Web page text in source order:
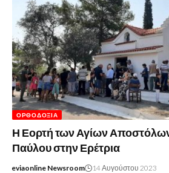
ΟΡΘΟΔΟΞΊΑ
Η Εορτή των Αγίων
Παύλου στην Ερέτρια
eviaonline Newsroom 14 Αυγούστου 2023